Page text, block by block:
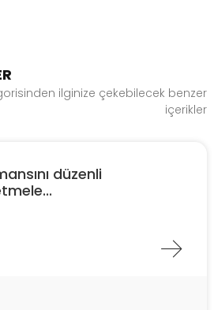
ilginize çekebilecek benzer
içerikler
düzenli